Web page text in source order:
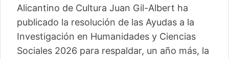
Alicantino de Cultura Juan Gil-Albert ha
publicado la resolución de las Ayudas a la
Investigación en Humanidades y Ciencias
Sociales 2026 para respaldar, un año más, la